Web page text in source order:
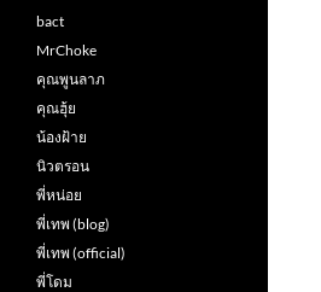
bact
MrChoke
คุณพูนลาภ
คุณฮุ้ย
น้องฝ้าย
นิวตรอน
พี่หน่อย
พี่เทพ (blog)
พี่เทพ (official)
พี่โดม